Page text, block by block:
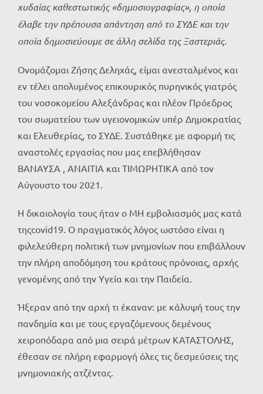
χυδαίας καθεστωτικής «δημοσιογραφίας», η οποία
έλαβε την πρέπουσα απάντηση από το ΣΥΔΕ και την
οποία δημοσιεύουμε σε άλλη σελίδα της Ξαστεριάς.
Ονομάζομαι Ζήσης Δεληχάς, είμαι ανεσταλμένος και
εν τέλει απολυμένος επικουρικός πυρηνικός γιατρός
του νοσοκομείου Αλεξάνδρας και πλέον Πρόεδρος
του σωματείου των υγειονομικών υπέρ Δημοκρατίας
και Ελευθερίας, το ΣΥΔΕ. Συστάθηκε με αφορμή τις
αναστολές εργασίας που μας επεβλήθησαν
ΒΑΝΑΥΣΑ , ΑΝΑΙΤΙΑ και ΤΙΜΩΡΗΤΙΚΑ από τον
Αύγουστο του 2021.
Η δικαιολογία τους ήταν ο ΜΗ εμβολιασμός μας κατά
τηςcovid19. Ο πραγματικός λόγος ωστόσο είναι η
φιλελεύθερη πολιτική των μνημονίων που επιβάλλουν
την πλήρη αποδόμηση του κράτους πρόνοιας, αρχής
γενομένης από την Υγεία και την Παιδεία.
Ήξεραν από την αρχή τι έκαναν: με κάλυψή τους την
πανδημία και με τους εργαζόμενους δεμένους
χειροπόδαρα από μια σειρά μέτρων ΚΑΤΑΣΤΟΛΗΣ,
έθεσαν σε πλήρη εφαρμογή όλες τις δεσμεύσεις της
μνημονιακής ατζέντας.